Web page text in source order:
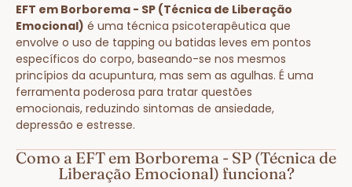
EFT em Borborema - SP (Técnica de Liberação
Emocional) é uma técnica psicoterapêutica que
envolve o uso de tapping ou batidas leves em pontos
específicos do corpo, baseando-se nos mesmos
princípios da acupuntura, mas sem as agulhas. É uma
ferramenta poderosa para tratar questões
emocionais, reduzindo sintomas de ansiedade,
depressão e estresse.
Como a EFT em Borborema - SP (Técnica de
Liberação Emocional) funciona?